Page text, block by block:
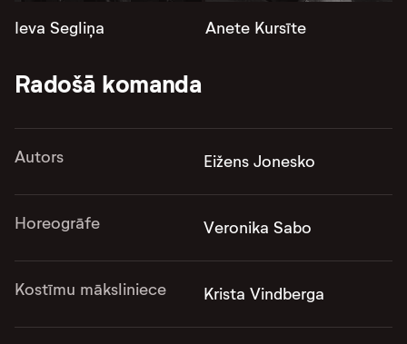
Ieva Segliņa Anete Kursīte
Radošā komanda
Autors Eižens Jonesko
Horeogrāfe Veronika Sabo
Kostīmu māksliniece Krista Vindberga